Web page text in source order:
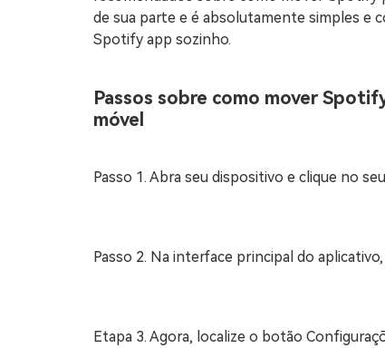
de sua parte e é absolutamente simples e
Spotify app sozinho.
Passos sobre como mover
móvel
Passo 1. Abra seu dispositivo e clique no
Passo 2. Na interface principal do
Etapa 3. Agora, localize o botão